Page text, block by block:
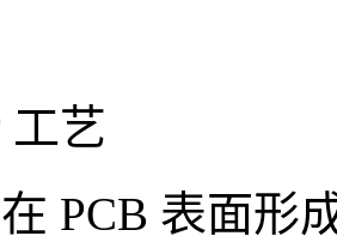
工艺
PCB 表面形